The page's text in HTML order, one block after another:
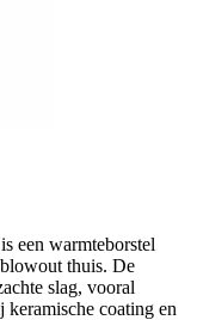
een warmteborstel
thuis. De
slag, vooral
coating en